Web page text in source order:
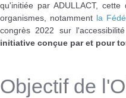
qu'initiée par ADULLACT,
organismes, notamment la
congrès 2022 sur
initiative conçue par et pour
Objectif de